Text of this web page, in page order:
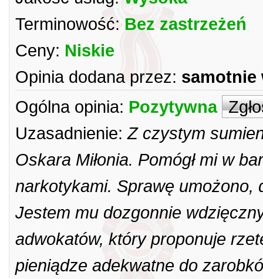
Terminowość: Bez zastrzeżeń
Ceny: Niskie
Opinia dodana przez: samotnie
Ogólna opinia: Pozytywna
Uzasadnienie: Z czystym
Oskara Miłonia. Pomógł mi w
narkotykami. Sprawę umożono,
Jestem mu dozgonnie
adwokatów, który proponuje
pieniądze adekwatne do